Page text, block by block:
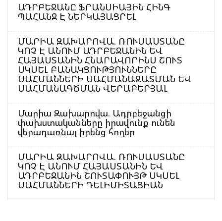
ԱԴՐԲԵՋԱՆԸ ՖՐԱՆՍԻԱՅԻՆ ՀԻՆԳ
ՊԱՀԱՆՋ Է ՆԵՐԿԱՅԱՑՐԵԼ
ՄԱՐԻԱ ԶԱԽԱՐՈՎԱ. ՌՈՒՍԱՍՏԱՆԸ
ԿՈՉ Է ԱՆՈՒՄ ԱԴՐԲԵՋԱՆԻՆ ԵՎ
ՀԱՅԱՍՏԱՆԻՆ ՀՆԱՐԱՎՈՐԻՆՍ ՇՈՒՏ
ՍԿՍԵԼ ԲԱՆԱԿՑՈՒԹՅՈՒՆՆԵՐԸ
ՍԱՀՄԱՆՆԵՐԻ ՍԱՀՄԱՆԱԶԱՏՄԱՆ ԵՎ
ՍԱՀՄԱՆԱԳԾՄԱՆ ՎԵՐԱԲԵՐՅԱԼ
Մարիա Զախարովա. Ադրբեջանցի
փախստականները իրավունք ունեն
վերադառնալ իրենց հողեր
ՄԱՐԻԱ ԶԱԽԱՐՈՎԱ. ՌՈՒՍԱՍՏԱՆԸ
ԿՈՉ Է ԱՆՈՒՄ ՀԱՅԱՍՏԱՆԻՆ ԵՎ
ԱԴՐԲԵՋԱՆԻՆ ՇՈՒՏԱՓՈՒՅԹ ՍԿՍԵԼ
ՍԱՀՄԱՆՆԵՐԻ ԴԵԼԻՄԻՏԱՑԻԱՆ